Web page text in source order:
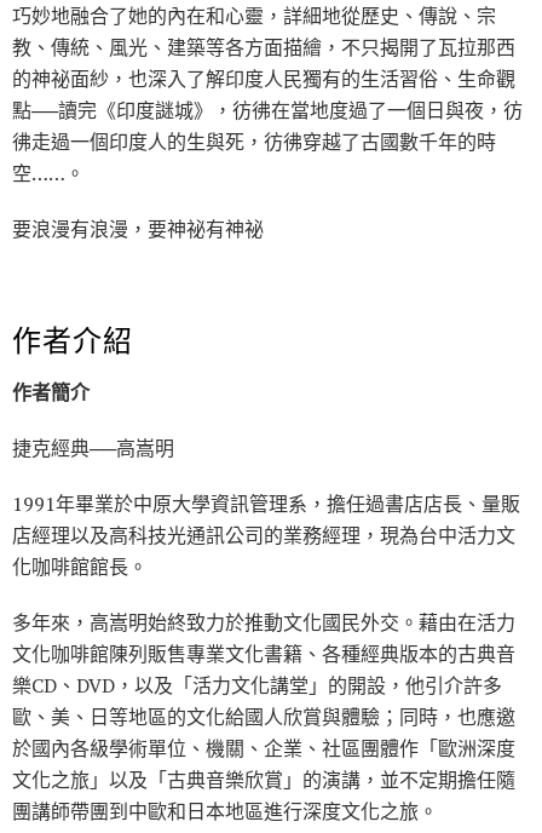
巧妙地融合了她的內在和心靈，詳細地從歷史、傳說、宗
教、傳統、風光、建築等各方面描繪，不只揭開了瓦拉那西
的神祕面紗，也深入了解印度人民獨有的生活習俗、生命觀
點──讀完《印度謎城》，彷彿在當地度過了一個日與夜，彷
彿走過一個印度人的生與死，彷彿穿越了古國數千年的時
空……。
要浪漫有浪漫，要神祕有神祕
作者介紹
作者簡介
捷克經典──高嵩明
1991年畢業於中原大學資訊管理系，擔任過書店店長、量販
店經理以及高科技光通訊公司的業務經理，現為台中活力文
化咖啡館館長。
多年來，高嵩明始終致力於推動文化國民外交。藉由在活力
文化咖啡館陳列販售專業文化書籍、各種經典版本的古典音
樂CD、DVD，以及「活力文化講堂」的開設，他引介許多
歐、美、日等地區的文化給國人欣賞與體驗；同時，也應邀
於國內各級學術單位、機關、企業、社區團體作「歐洲深度
文化之旅」以及「古典音樂欣賞」的演講，並不定期擔任隨
團講師帶團到中歐和日本地區進行深度文化之旅。